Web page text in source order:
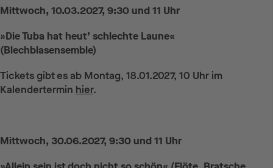
Mittwoch, 10.03.2027, 9:30 und 11 Uhr
»Die Tuba hat heut’ schlechte Laune«
(Blechblasensemble)
Tickets gibt es ab Montag, 18.01.2027, 10 Uhr im
Kalendertermin hier.
Mittwoch, 30.06.2027, 9:30 und 11 Uhr